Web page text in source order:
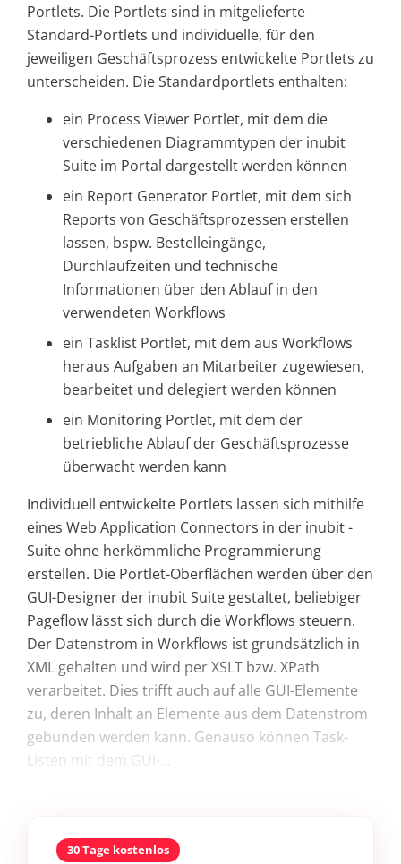
Portlets. Die Portlets sind in mitgelieferte
Standard-Portlets und individuelle, für den
jeweiligen Geschäftsprozess entwickelte Portlets zu
unterscheiden. Die Standardportlets enthalten:
ein Process Viewer Portlet, mit dem die
verschiedenen Diagrammtypen der inubit
Suite im Portal dargestellt werden können
ein Report Generator Portlet, mit dem sich
Reports von Geschäftsprozessen erstellen
lassen, bspw. Bestell­eingänge,
Durchlaufzeiten und technische
Informationen über den Ablauf in den
verwendeten Workflows
ein Tasklist Portlet, mit dem aus Workflows
heraus Aufgaben an Mitarbeiter zugewiesen,
bearbeitet und delegiert werden können
ein Monitoring Portlet, mit dem der
betriebliche Ablauf der Geschäftsprozesse
überwacht werden kann
Individuell entwickelte Portlets lassen sich mithilfe
eines Web Application Connectors in der inubit ­
Suite ohne herkömmliche Programmierung
erstellen. Die Portlet-Oberflächen werden über den
GUI-Designer der inubit Suite gestaltet, beliebiger
Pageflow lässt sich durch die Workflows steuern.
Der Datenstrom in Workflows ist grundsätzlich in
XML gehalten und wird per XSLT bzw. XPath
verarbeitet. Dies trifft auch auf alle GUI-Elemente
zu, deren Inhalt an Elemente aus dem Datenstrom
gebunden werden kann. Genauso können Task-
Listen mit dem GUI-...
30 Tage kostenlos